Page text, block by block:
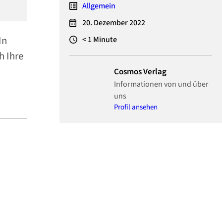
Ihre
Allgemein
20. Dezember 2022
< 1Minute
Cosmos Verlag
Informationen von und über
uns
Profil ansehen